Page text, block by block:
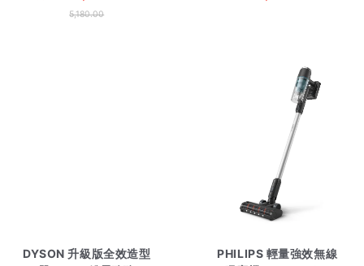
5,180.00
DYSON 升級版全效造型
PHILIPS 輕量強效無線